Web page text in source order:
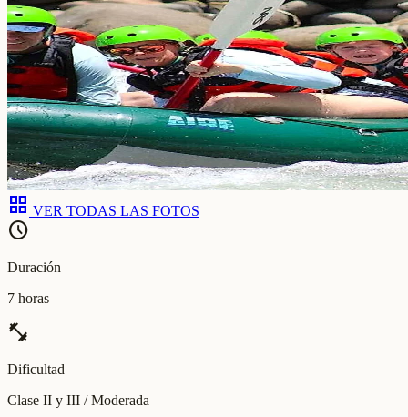
grid_view VER TODAS LAS FOTOS
schedule
Duración
7 horas
fitness_center
Dificultad
Clase II y III / Moderada